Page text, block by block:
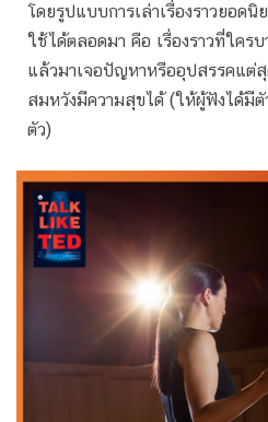
โดยรูปแบบการเล่าเรื่องราวยอด
ใช้ได้ตลอดมา คือ เรื่องราวที่ใคร
แล้วมาเจอปัญหาหรืออุปสรรคแต่
สมหวังมีความสุขได้ (ให้ผู้ฟังได้มีตั
ตัว)